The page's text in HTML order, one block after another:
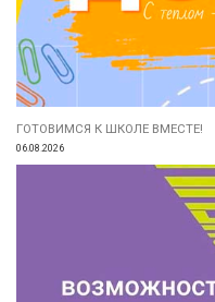
ГОТОВИМСЯ К ШКОЛЕ ВМЕСТЕ!
06.08.2026